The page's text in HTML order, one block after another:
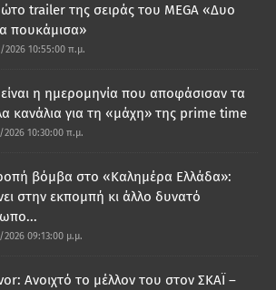
trailer της σειράς του MEGA «Δυο
πουκάμισα»
10:55:00 π.μ.
η ημερομηνία που αποφάσισαν τα
κανάλια για τη «μάχη» της prime time
10:30:00 π.μ.
βόμβα στο «Καλημέρα Ελλάδα»:
στην εκπομπή κι άλλο δυνατό
09:13:00 μ.μ.
Ανοιχτό το μέλλον του στον ΣΚΑΪ –